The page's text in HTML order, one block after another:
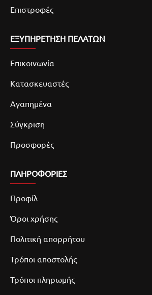
Επιστροφές
ΕΞΥΠΗΡΕΤΗΣΗ ΠΕΛΑΤΩΝ
Επικοινωνία
Κατασκευαστές
Αγαπημένα
Σύγκριση
Προσφορές
ΠΛΗΡΟΦΟΡΙΕΣ
Προφίλ
Όροι χρήσης
Πολιτική απορρήτου
Τρόποι αποστολής
Τρόποι πληρωμής